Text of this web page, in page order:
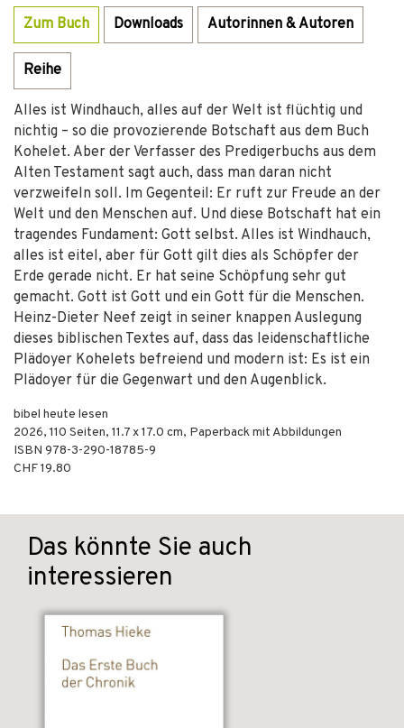
Zum Buch Downloads Autorinnen & Autoren
Reihe
Alles ist Windhauch, alles auf der Welt ist flüchtig und
nichtig – so die provozierende Botschaft aus dem Buch
Kohelet. Aber der Verfasser des Predigerbuchs aus dem
Alten Testament sagt auch, dass man daran nicht
verzweifeln soll. Im Gegenteil: Er ruft zur Freude an der
Welt und den Menschen auf. Und diese Botschaft hat ein
tragendes Fundament: Gott selbst. Alles ist Windhauch,
alles ist eitel, aber für Gott gilt dies als Schöpfer der
Erde gerade nicht. Er hat seine Schöpfung sehr gut
gemacht. Gott ist Gott und ein Gott für die Menschen.
Heinz-Dieter Neef zeigt in seiner knappen Auslegung
dieses biblischen Textes auf, dass das leidenschaftliche
Plädoyer Kohelets befreiend und modern ist: Es ist ein
Plädoyer für die Gegenwart und den Augenblick.
bibel heute lesen
2026, 110 Seiten, 11.7 x 17.0 cm, Paperback mit Abbildungen
ISBN 978-3-290-18785-9
CHF 19.80
Das könnte Sie auch
interessieren